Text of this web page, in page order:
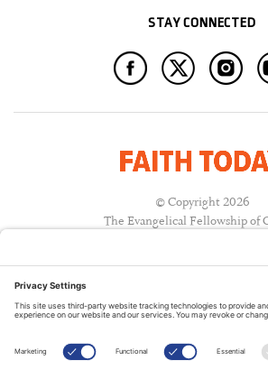
STAY CONNECTED
© Copyright 2026
The Evangelical Fellowship of
A PUBLICATION OF: